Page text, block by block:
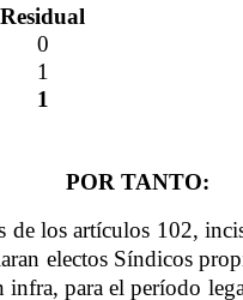
Residual
0
1
1
POR TANTO:
los artículos 102,
electos Síndicos
para el período